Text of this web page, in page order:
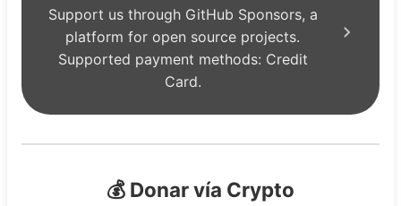
Support us through GitHub Sponsors, a
platform for open source projects.
Supported payment methods: Credit
Card.
💰 Donar vía Crypto